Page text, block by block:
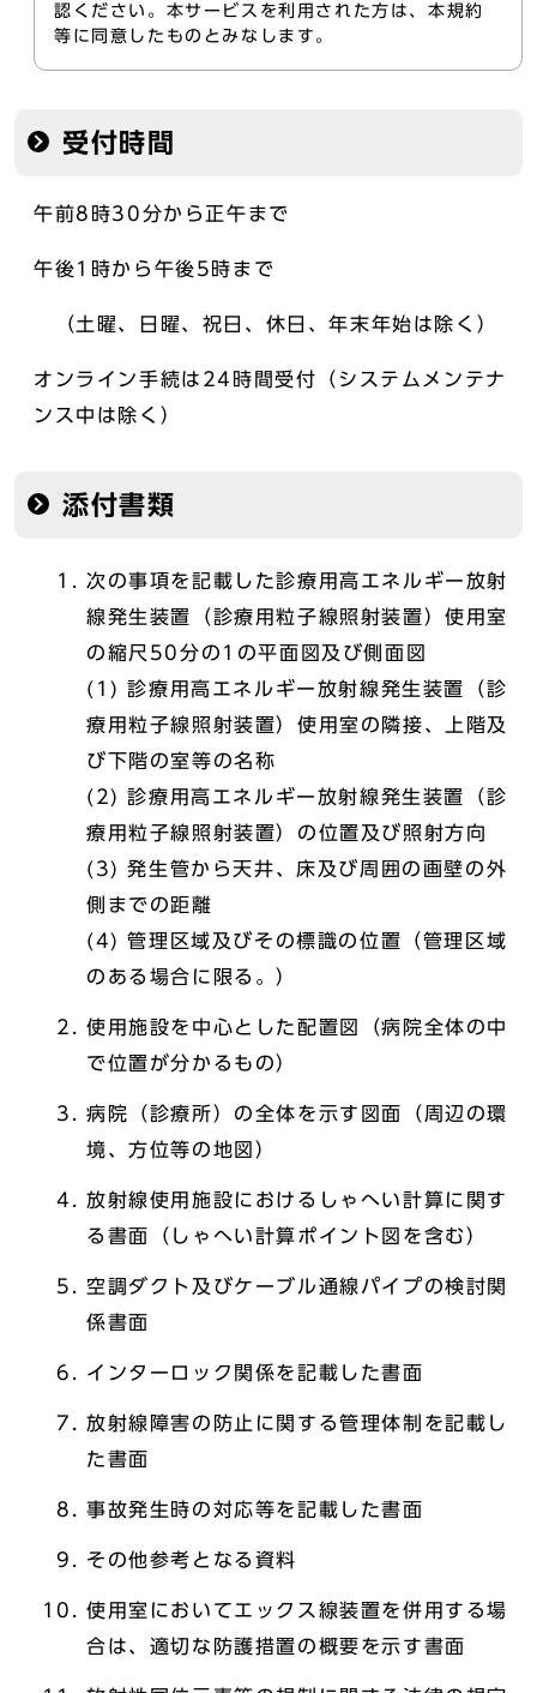
認ください。本サービスを利用された方は、本規約
等に同意したものとみなします。
受付時間
午前8時30分から正午まで
午後1時から午後5時まで
（土曜、日曜、祝日、休日、年末年始は除く）
オンライン手続は24時間受付（システムメンテナ
ンス中は除く）
添付書類
次の事項を記載した診療用高エネルギー放射
線発生装置（診療用粒子線照射装置）使用室
の縮尺50分の1の平面図及び側面図
(1) 診療用高エネルギー放射線発生装置（診
療用粒子線照射装置）使用室の隣接、上階及
び下階の室等の名称
(2) 診療用高エネルギー放射線発生装置（診
療用粒子線照射装置）の位置及び照射方向
(3) 発生管から天井、床及び周囲の画壁の外
側までの距離
(4) 管理区域及びその標識の位置（管理区域
のある場合に限る。）
使用施設を中心とした配置図（病院全体の中
で位置が分かるもの）
病院（診療所）の全体を示す図面（周辺の環
境、方位等の地図）
放射線使用施設におけるしゃへい計算に関す
る書面（しゃへい計算ポイント図を含む）
空調ダクト及びケーブル通線パイプの検討関
係書面
インターロック関係を記載した書面
放射線障害の防止に関する管理体制を記載し
た書面
事故発生時の対応等を記載した書面
その他参考となる資料
使用室においてエックス線装置を併用する場
合は、適切な防護措置の概要を示す書面